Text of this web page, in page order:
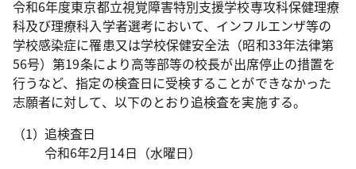
令和6年度東京都立視覚障害特別支援学校専攻科保健理療
科及び理療科入学者選考において、インフルエンザ等の
学校感染症に罹患又は学校保健安全法（昭和33年法律第
56号）第19条により高等部等の校長が出席停止の措置を
行うなど、指定の検査日に受検することができなかった
志願者に対して、以下のとおり追検査を実施する。
追検査日
令和6年2月14日（水曜日）